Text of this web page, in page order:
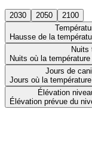
2030 2050
2100
Hausse de la
Nuits
Nuits où la
Jours de
Jours où la
Élévation
Élévation prévue du